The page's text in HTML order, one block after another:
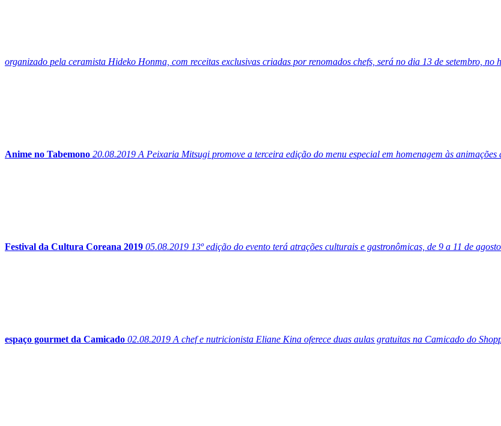
organizado pela ceramista Hideko Honma, com receitas exclusivas criadas por renomados chefs, será no dia 13 de setembro, no
Anime no Tabemono 20.08.2019 A Peixaria Mitsugi promove a terceira edição do menu especial em homenagem às
Festival da Cultura Coreana 2019 05.08.2019 13º edição do evento terá atrações culturais e gastronômicas, de 9 a 11 de
espaço gourmet da Camicado 02.08.2019 A chef e nutricionista Eliane Kina oferece duas aulas gratuitas na Camicado do